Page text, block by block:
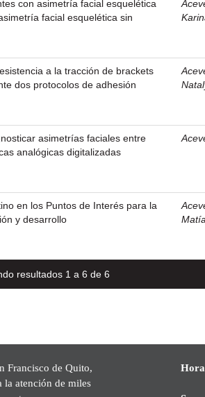
con asimetría facial esquelética
facial esquelética sin
a la tracción de brackets
dos protocolos de adhesión
asimetrías faciales entre
analógicas digitalizadas
en los Puntos de Interés para la
y desarrollo
resultados 1 a 6 de 6
Francisco de Quito,
la atención de miles